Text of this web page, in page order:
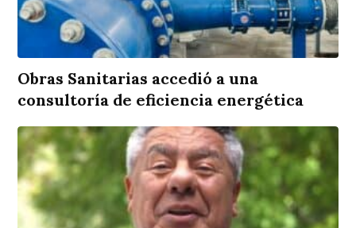
Obras Sanitarias accedió a una
consultoría de eficiencia energética